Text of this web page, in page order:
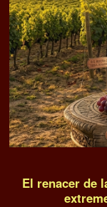
El renacer de